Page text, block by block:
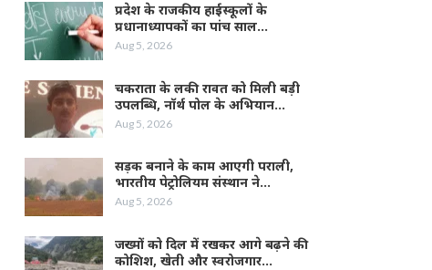
प्रदेश के राजकीय हाईस्कूलों के
प्रधानाध्यापकों का पांच साल…
Aug 5, 2026
चकराता के लकी रावत को मिली बड़ी
उपलब्धि, नॉर्थ पोल के अभियान…
Aug 5, 2026
सड़क बनाने के काम आएगी पराली,
भारतीय पेट्रोलियम संस्थान ने…
Aug 5, 2026
जख्मों को दिल में रखकर आगे बढ़ने की
कोशिश, खेती और स्वरोजगार…